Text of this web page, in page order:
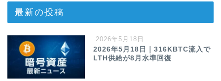
最新の投稿
2026年5月18日
2026年5月18日｜316KBTC流入で
LTH供給が8月水準回復